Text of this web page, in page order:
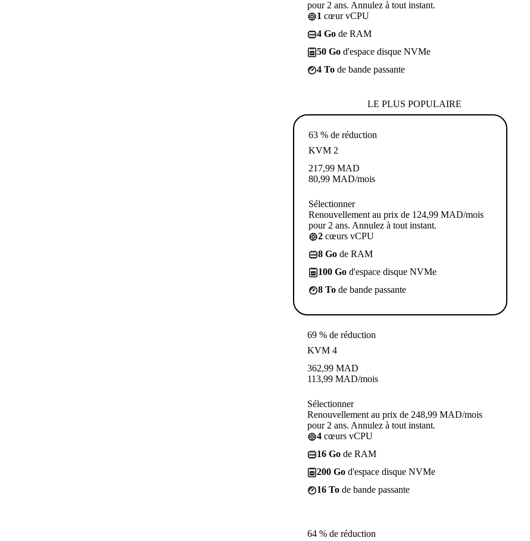
pour 2 ans. Annulez à tout instant.
1 cœur vCPU
4 Go de RAM
50 Go d'espace disque NVMe
4 To de bande passante
LE PLUS POPULAIRE
63 % de réduction
KVM 2
217,99 MAD
80,99 MAD/mois
Sélectionner
Renouvellement au prix de 124,99 MAD/mois
pour 2 ans. Annulez à tout instant.
2 cœurs vCPU
8 Go de RAM
100 Go d'espace disque NVMe
8 To de bande passante
69 % de réduction
KVM 4
362,99 MAD
113,99 MAD/mois
Sélectionner
Renouvellement au prix de 248,99 MAD/mois
pour 2 ans. Annulez à tout instant.
4 cœurs vCPU
16 Go de RAM
200 Go d'espace disque NVMe
16 To de bande passante
64 % de réduction